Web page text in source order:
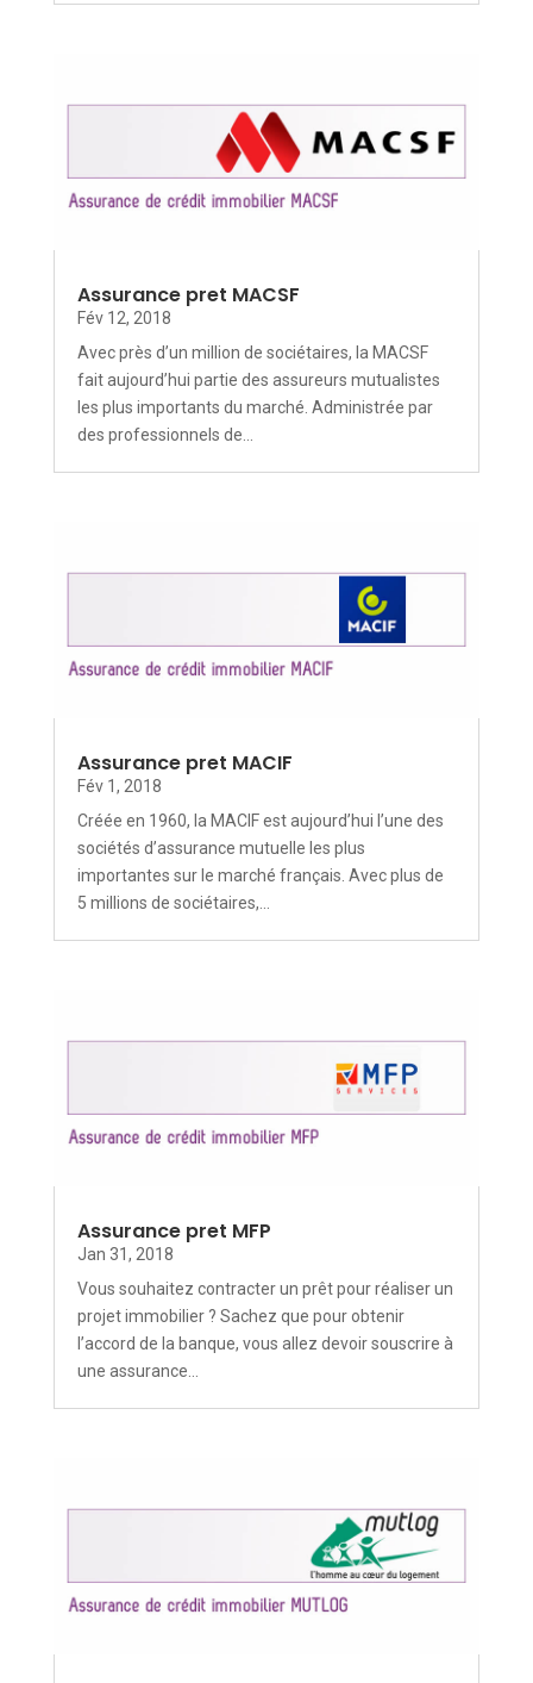
Assurance pret MACSF
Fév 12, 2018
Avec près d’un million de sociétaires, la MACSF
fait aujourd’hui partie des assureurs mutualistes
les plus importants du marché. Administrée par
des professionnels de...
Assurance pret MACIF
Fév 1, 2018
Créée en 1960, la MACIF est aujourd’hui l’une des
sociétés d’assurance mutuelle les plus
importantes sur le marché français. Avec plus de
5 millions de sociétaires,...
Assurance pret MFP
Jan 31, 2018
Vous souhaitez contracter un prêt pour réaliser un
projet immobilier ? Sachez que pour obtenir
l’accord de la banque, vous allez devoir souscrire à
une assurance...